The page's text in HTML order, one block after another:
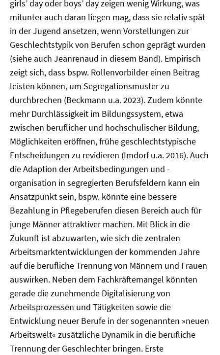
girls’ day oder boys’ day zeigen wenig Wirkung, was
mitunter auch daran liegen mag, dass sie relativ spät
in der Jugend ansetzen, wenn Vorstellungen zur
Geschlechtstypik von Berufen schon geprägt wurden
(siehe auch Jeanrenaud in diesem Band). Empirisch
zeigt sich, dass bspw. Rollenvorbilder einen Beitrag
leisten können, um Segregationsmuster zu
durchbrechen (Beckmann u.a. 2023). Zudem könnte
mehr Durchlässigkeit im Bildungssystem, etwa
zwischen beruflicher und hochschulischer Bildung,
Möglichkeiten eröffnen, frühe geschlechtstypische
Entscheidungen zu revidieren (Imdorf u.a. 2016). Auch
die Adaption der Arbeitsbedingungen und -
organisation in segregierten Berufsfeldern kann ein
Ansatzpunkt sein, bspw. könnte eine bessere
Bezahlung in Pflegeberufen diesen Bereich auch für
junge Männer attraktiver machen. Mit Blick in die
Zukunft ist abzuwarten, wie sich die zentralen
Arbeitsmarktentwicklungen der kommenden Jahre
auf die berufliche Trennung von Männern und Frauen
auswirken. Neben dem Fachkräftemangel könnten
gerade die zunehmende Digitalisierung von
Arbeitsprozessen und Tätigkeiten sowie die
Entwicklung neuer Berufe in der sogenannten »neuen
Arbeitswelt« zusätzliche Dynamik in die berufliche
Trennung der Geschlechter bringen. Erste